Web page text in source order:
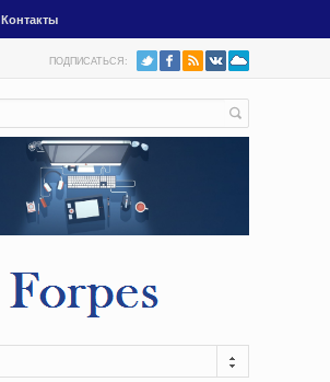
Контакты
ПОДПИСАТЬСЯ: